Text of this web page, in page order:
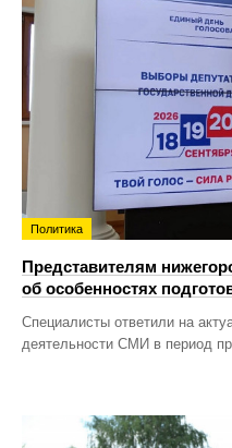
Политика
Представителям
об особенностях
Специалисты ответили на
деятельности СМИ в период